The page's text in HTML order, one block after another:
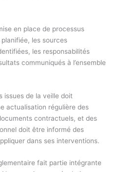
en place de processus
les sources
les responsabilités
communiqués à l’ensemble
issues de la veille doit
actualisation régulière des
contractuels, et des
doit être informé des
dans ses interventions.
fait partie intégrante